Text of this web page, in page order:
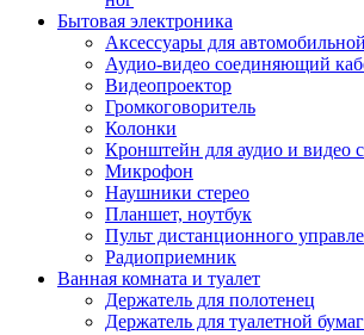
Бытовая электроника
Аксессуары для
Аудио-видео соединяющий
Видеопроектор
Громкоговоритель
Колонки
Кронштейн для аудио и видео
Микрофон
Наушники стерео
Планшет, ноутбук
Пульт дистанционного
Радиоприемник
Ванная комната и туалет
Держатель для полотенец
Держатель для туалетной